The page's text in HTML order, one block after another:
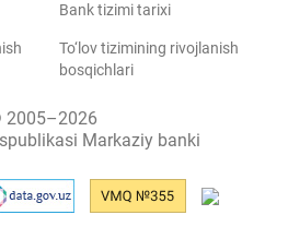
Bank tizimi tarixi
To‘lov tizimining rivojlanish
bosqichlari
Markaziy banki